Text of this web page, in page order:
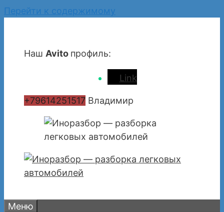
Перейти к содержимому
Наш Avito профиль:
Link
+79614251517 Владимир
Меню